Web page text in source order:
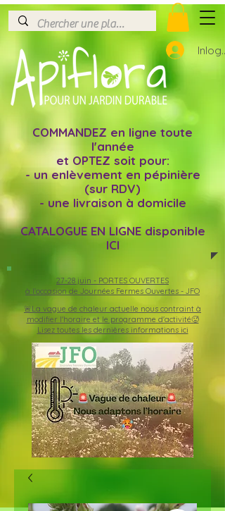
27-28 juin - PORTES OUVERTES
à l'occasion de Journées Fermes Ouvertes - JFO
🚨La vague de chaleur actuelle nous contraint à
modifier l'horaire et le programme d'activité🥵
Lisez toutes les dernières informations ici
COMMANDEZ en ligne toute
l'année
et OPTEZ soit pour:
- un enlèvement en pépinière
(sur RDV)
- une livraison à domicile
CATALOGUE EN LIGNE disponible
ICI